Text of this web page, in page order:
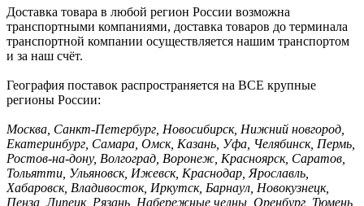
Доставка товара в любой регион России возможна
транспортными компаниями, доставка товаров до терминала
транспортной компании осуществляется нашим транспортом
и за наш счёт.
География поставок распространяется на ВСЕ крупные
регионы России:
Москва, Санкт-Петербург, Новосибирск, Нижний новгород,
Екатеринбург, Самара, Омск, Казань, Уфа, Челябинск, Пермь,
Ростов-на-дону, Волгоград, Воронеж, Красноярск, Саратов,
Тольятти, Ульяновск, Ижевск, Краснодар, Ярославль,
Хабаровск, Владивосток, Иркутск, Барнаул, Новокузнецк,
Пенза, Липецк, Рязань, Набережные челны, Оренбург, Тюмень,